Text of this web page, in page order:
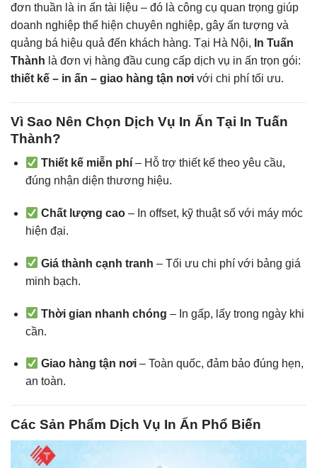
đơn thuần là in ấn tài liệu – đó là công cụ quan trọng giúp
doanh nghiệp thể hiện chuyên nghiệp, gây ấn tượng và
quảng bá hiệu quả đến khách hàng. Tại Hà Nội, In Tuấn
Thành là đơn vị hàng đầu cung cấp dịch vụ in ấn trọn gói:
thiết kế – in ấn – giao hàng tận nơi với chi phí tối ưu.
Vì Sao Nên Chọn Dịch Vụ In Ấn Tại In Tuấn
Thành?
Thiết kế miễn phí – Hỗ trợ thiết kế theo yêu cầu,
đúng nhận diện thương hiệu.
Chất lượng cao – In offset, kỹ thuật số với máy móc
hiện đại.
Giá thành cạnh tranh – Tối ưu chi phí với bảng giá
minh bạch.
Thời gian nhanh chóng – In gấp, lấy trong ngày khi
cần.
Giao hàng tận nơi – Toàn quốc, đảm bảo đúng hẹn,
an toàn.
Các Sản Phẩm Dịch Vụ In Ấn Phổ Biến